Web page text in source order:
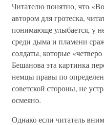
Читателю понятно, что
автором для гротеска,
понимающе улыбается, у
среди дыма и пламени
солдаты, которые
Бешанова эта картинка
немцы правы по
советской стороны, не
осмеяно.
Однако если читатель